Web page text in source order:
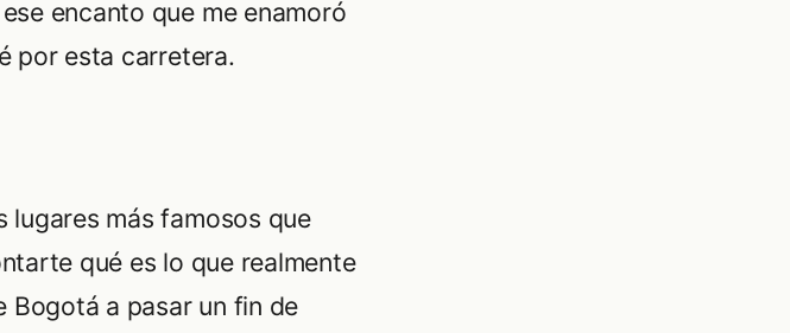
encanto que me enamoró
por esta carretera.
lugares más famosos que
qué es lo que realmente
Bogotá a pasar un fin de